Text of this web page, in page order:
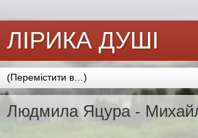
ЛІРИКА ДУШІ
Людмила Яцура -